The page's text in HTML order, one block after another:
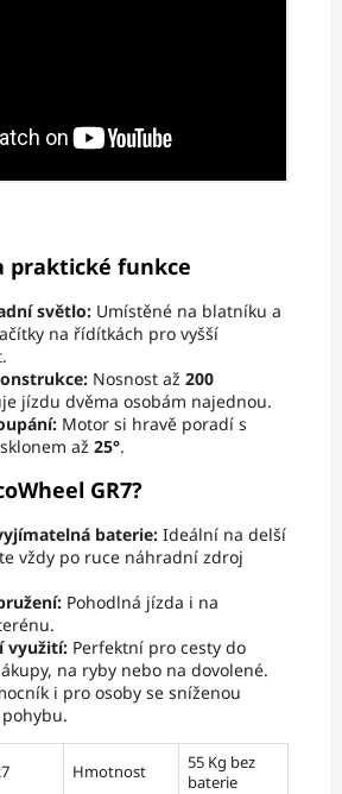
praktické funkce
světlo: Umístěné na blatníku a
na řídítkách pro vyšší
Nosnost až 200
jízdu dvěma osobám najednou.
Motor si hravě poradí s
až 25°.
GR7?
baterie: Ideální na delší
vždy po ruce náhradní zdroj
Pohodlná jízda i na
využití: Perfektní pro cesty do
na ryby nebo na dovolené.
i pro osoby se sníženou
Hmotnost
55 Kg bez
baterie